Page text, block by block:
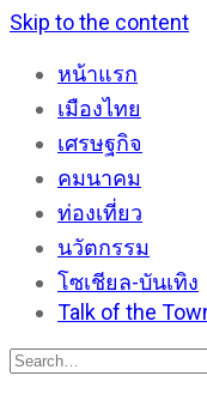
Skip to the content
หน้าแรก
เมืองไทย
เศรษฐกิจ
คมนาคม
ท่องเที่ยว
นวัตกรรม
โซเชียล-บันเทิง
Talk of the